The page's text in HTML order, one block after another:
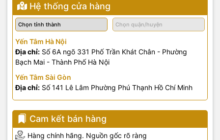
Hệ thống cửa hàng
Yến Tâm Hà Nội
Địa chỉ: Số 6A ngõ 331 Phố Trần Khát Chân - Phường
Bạch Mai - Thành Phố Hà Nội
Yến Tâm Sài Gòn
Địa chỉ: Số 141 Lê Lâm Phường Phú Thạnh Hồ Chí Minh
Cam kết bán hàng
Hàng chính hãng. Nguồn gốc rõ ràng